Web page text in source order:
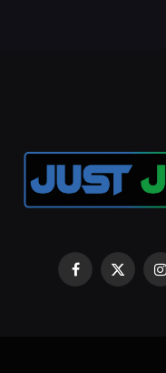
Facebook
X